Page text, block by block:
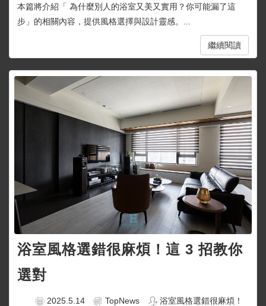
本篇將介紹「 為什麼別人的浴室又美又實用？你可能漏了這
步」的相關內容，提供風格選擇與設計靈感。...
繼續閱讀
浴室風格選錯很麻煩！這 3 招教你
選對
2025.5.14 TopNews
浴室風格選錯很麻煩！